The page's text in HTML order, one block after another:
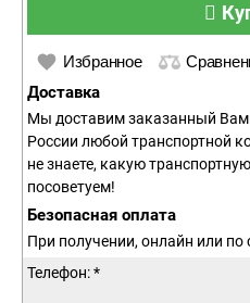
Избранное
Доставка
Мы доставим заказанный
России любой транспортной
не знаете, какую
посоветуем!
Безопасная оплата
При получении, онлайн или по
Телефон: *